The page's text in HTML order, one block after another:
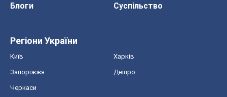
Блоги
Суспільство
Регіони України
Київ Харків
Запоріжжя Дніпро
Черкаси